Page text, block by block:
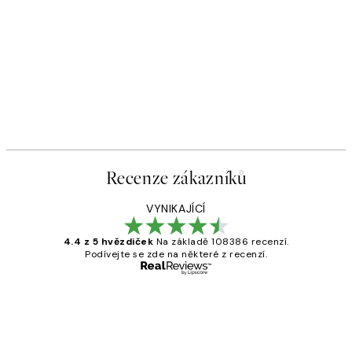
Recenze zákazníků
VYNIKAJÍCÍ
4.4 z 5 hvězdiček Na základě 108386 recenzí.
Podívejte se zde na některé z recenzí.